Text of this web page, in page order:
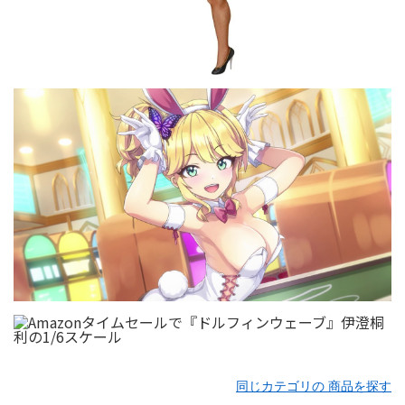
同じカテゴリの 商品を探す